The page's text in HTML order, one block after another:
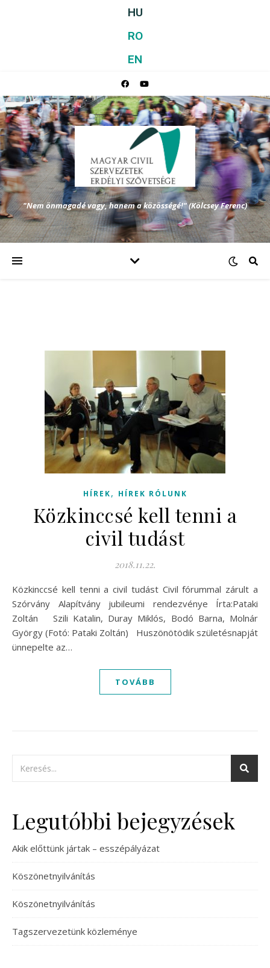
HU
RO
EN
"Nem önmagadé vagy, hanem a közösségé!" (Kölcsey Ferenc)
HÍREK, HÍREK RÓLUNK
Közkinccsé kell tenni a
civil tudást
2018.11.22.
Közkinccsé kell tenni a civil tudást Civil fórummal zárult a
Szórvány Alapítvány jubileumi rendezvénye Írta:Pataki
Zoltán Szili Katalin, Duray Miklós, Bodó Barna, Molnár
György (Fotó: Pataki Zoltán) Huszönötödik születésnapját
ünnepelte az…
TOVÁBB
Legutóbbi bejegyzések
Akik előttünk jártak – esszépályázat
Köszönetnyilvánítás
Köszönetnyilvánítás
Tagszervezetünk közleménye